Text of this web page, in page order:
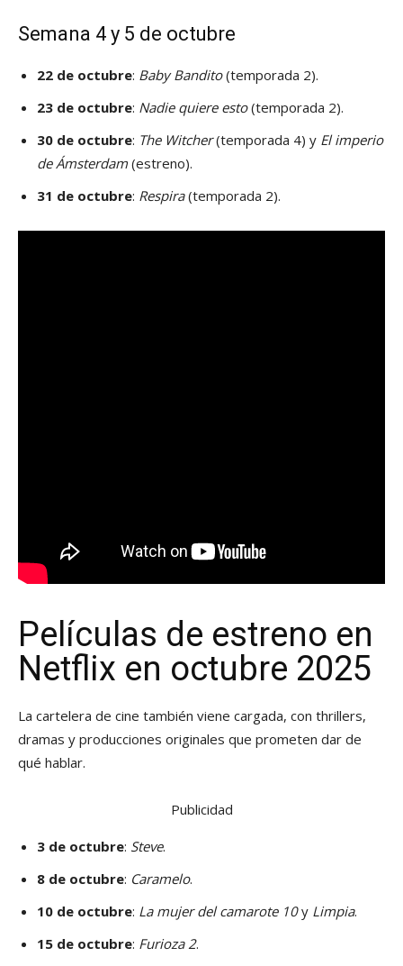
Semana 4 y 5 de octubre
22 de octubre: Baby Bandito(temporada 2).
23 de octubre: Nadie quiere esto(temporada 2).
30 de octubre: The Witcher(temporada 4) y El imperio
de Ámsterdam (estreno).
31 de octubre: Respira(temporada 2).
Películas de estreno en
Netflix en octubre 2025
La cartelera de cine también viene cargada, con thrillers,
dramas y producciones originales que prometen dar de
qué hablar.
Publicidad
3 de octubre: Steve.
8 de octubre: Caramelo.
10 de octubre: La mujer del camarote 10y Limpia.
15 de octubre: Furioza 2.